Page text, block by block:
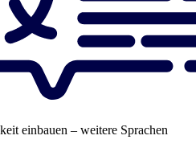
einbauen – weitere Sprachen